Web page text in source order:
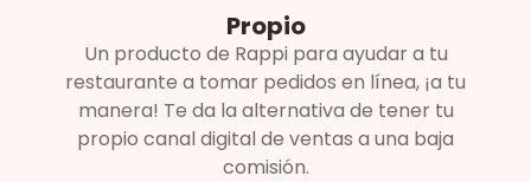
Propio
Un producto de Rappi para ayudar a tu
restaurante a tomar pedidos en línea, ¡a tu
manera! Te da la alternativa de tener tu
propio canal digital de ventas a una baja
comisión.